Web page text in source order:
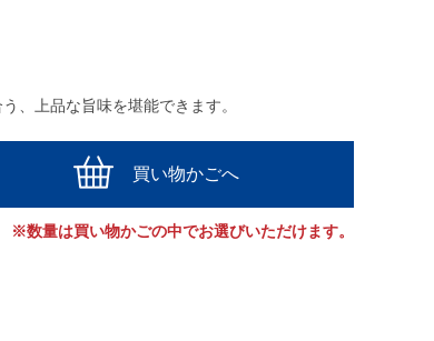
、上品な旨味を堪能できます。
買い物かごへ
※数量は買い物かごの中でお選びいただけます。